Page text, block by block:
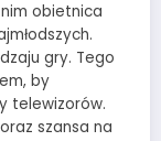
obietnica
gry. Tego
by
telewizorów.
szansa na